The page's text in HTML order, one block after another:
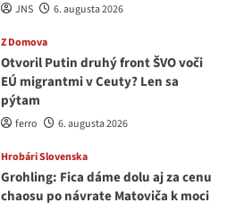
JNS 6. augusta 2026
Z Domova
Otvoril Putin druhý front ŠVO voči
EÚ migrantmi v Ceuty? Len sa
pýtam
ferro 6. augusta 2026
Hrobári Slovenska
Grohling: Fica dáme dolu aj za cenu
chaosu po návrate Matoviča k moci